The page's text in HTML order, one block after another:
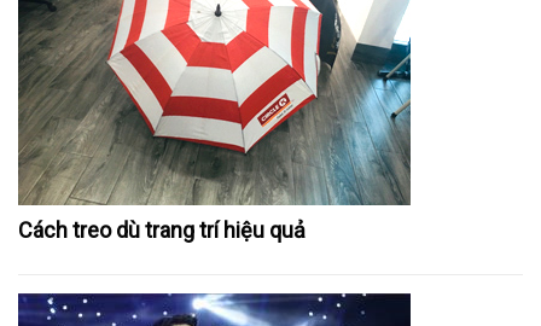
Cách treo dù trang trí hiệu quả